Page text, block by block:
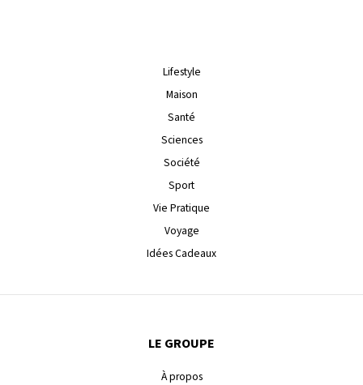
Lifestyle
Maison
Santé
Sciences
Société
Sport
Vie Pratique
Voyage
Idées Cadeaux
LE GROUPE
À propos